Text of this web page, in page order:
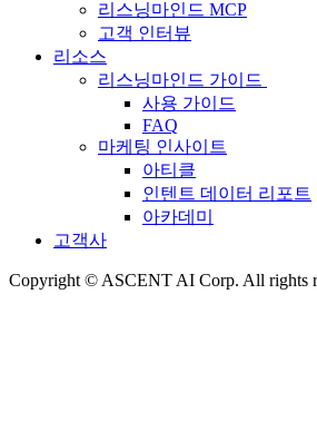
리스닝마인드 MCP
고객 인터뷰
리소스
리스닝마인드 가이드
사용 가이드
FAQ
마케팅 인사이트
아티클
인텐트 데이터 리포트
아카데미
고객사
Copyright © ASCENT AI Corp. All rights